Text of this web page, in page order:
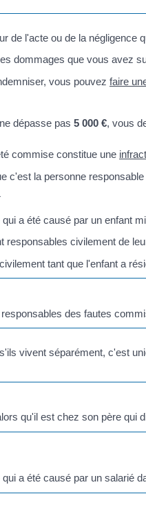
de l'acte ou de la négligence
dommages que vous avez
vous pouvez faire
dépasse pas5 000 €, vous
commise constitue une
c'est la personne
a été causé par un enfant
responsables civilement de
tant que l'enfant a
des fautes
vivent séparément, c'est
qu'il est chez son père qui
a été causé par un salarié